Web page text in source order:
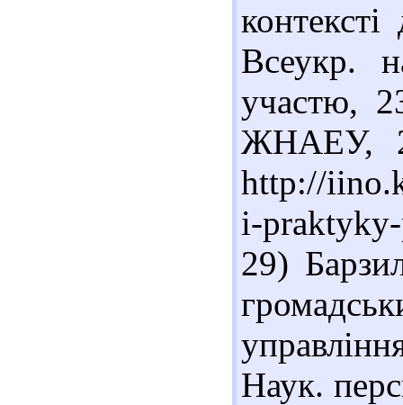
контексті
Всеукр.
участю,
ЖНАЕУ,
http://
i-
29)
Наук.